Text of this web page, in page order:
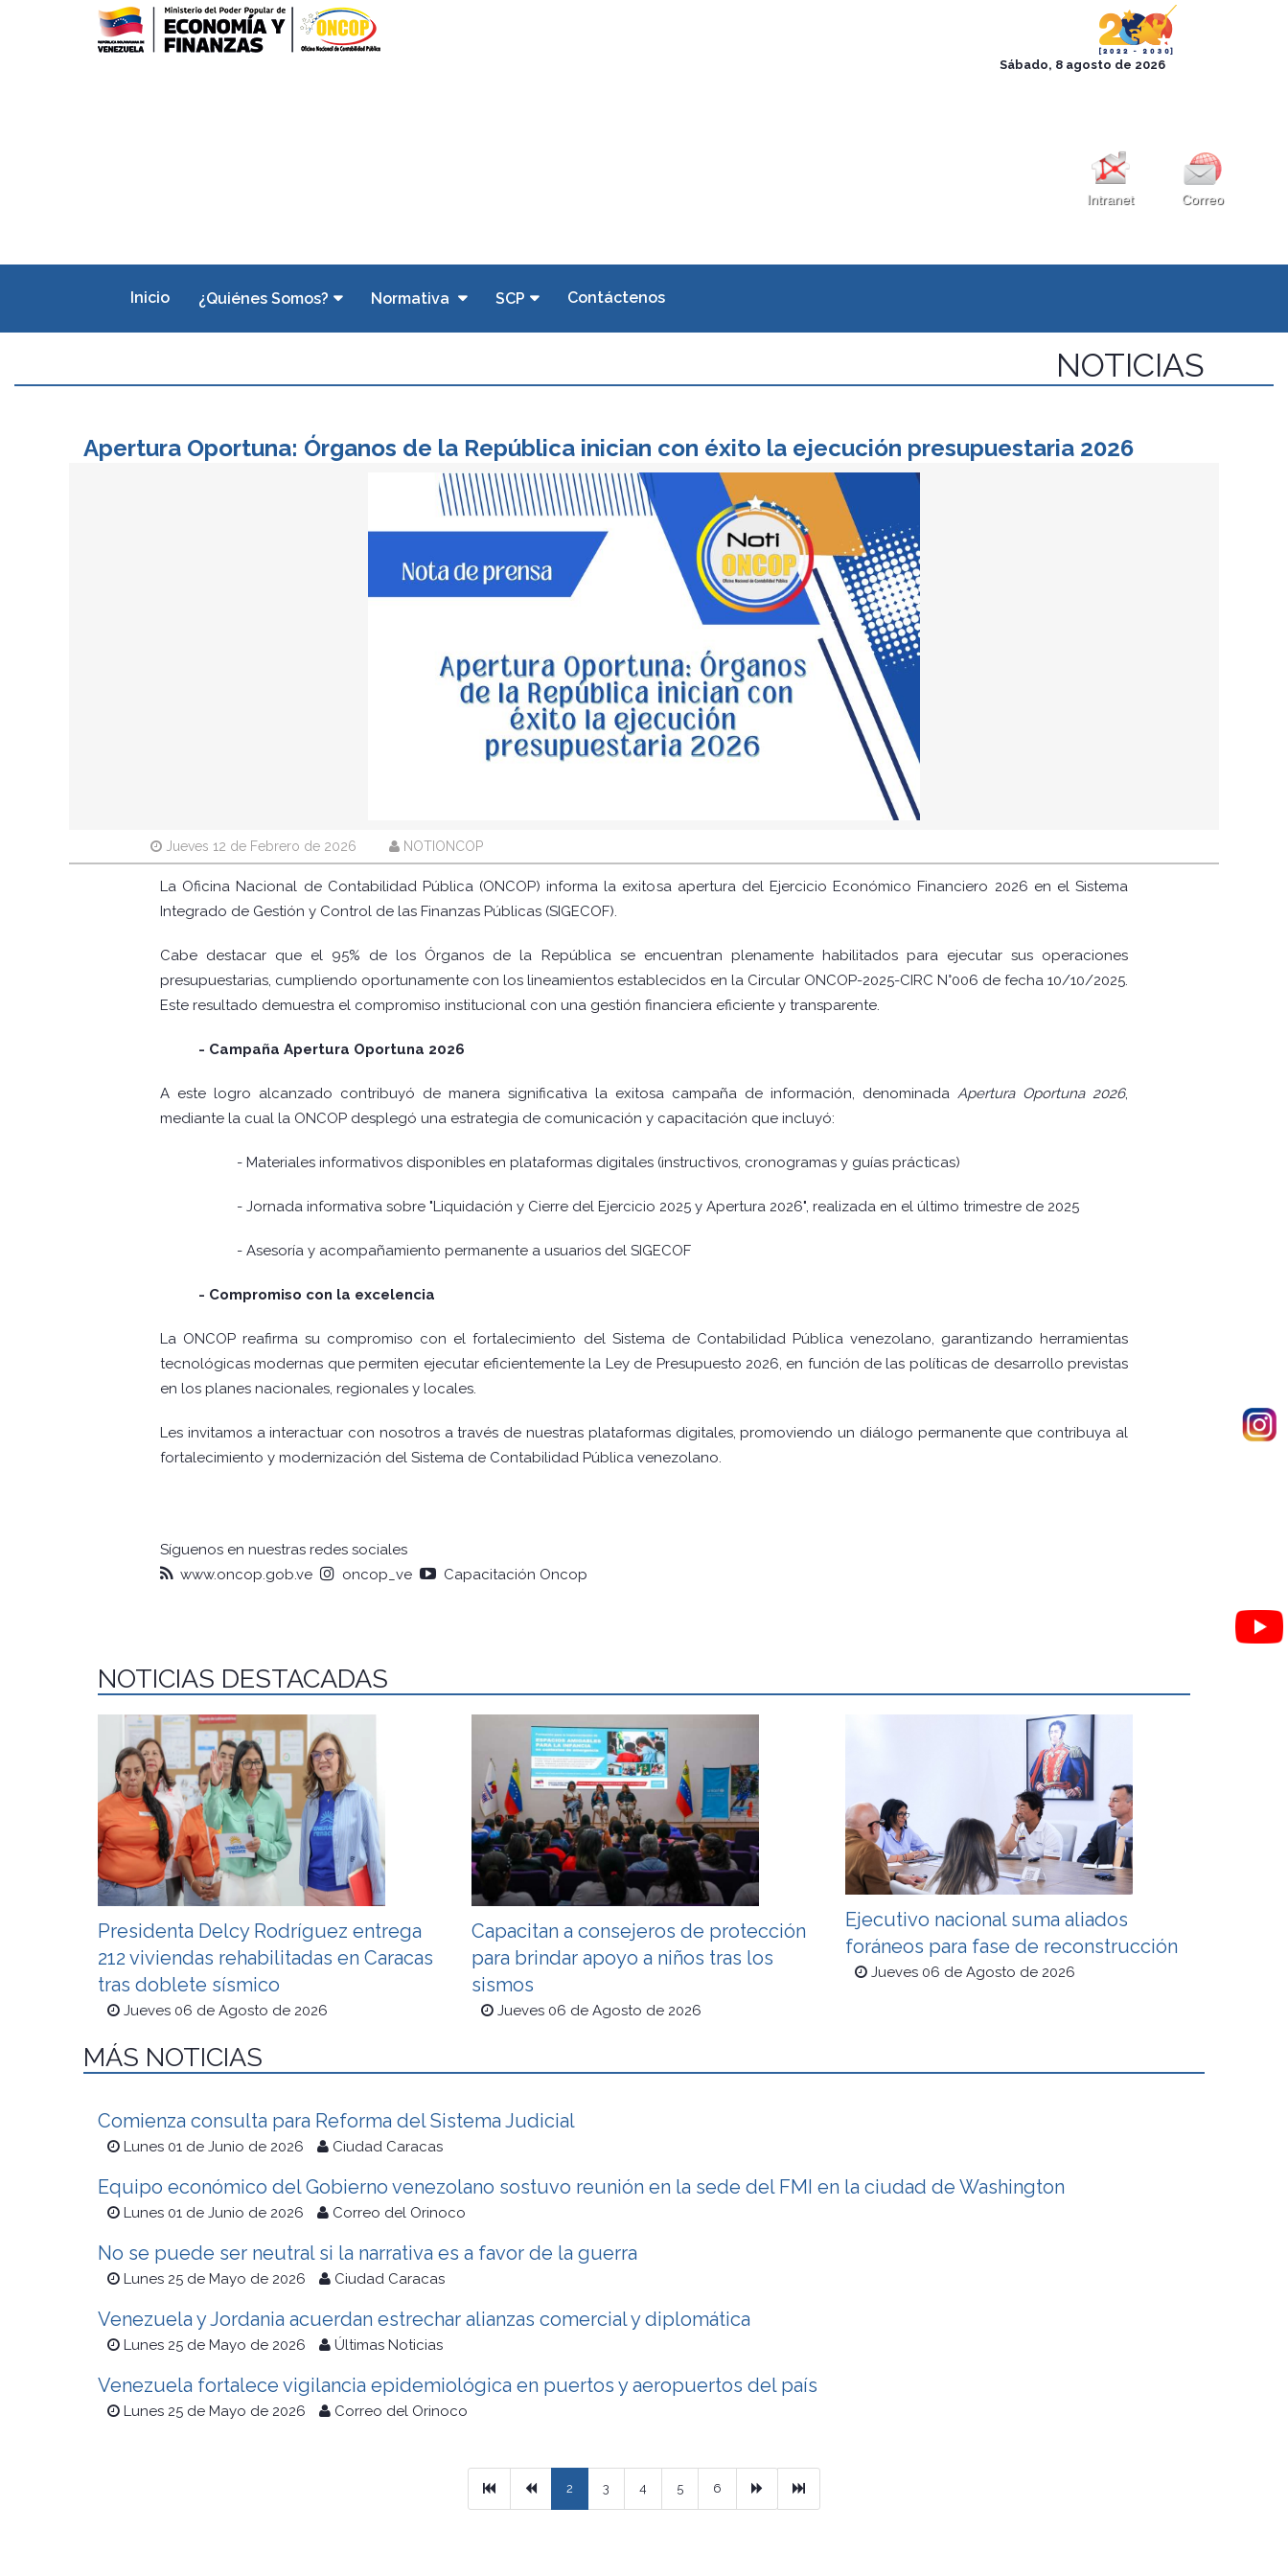
Correo
Intranet
Inicio ¿Quiénes Somos? Normativa SCP Contáctenos
NOTICIAS
Apertura Oportuna: Órganos de la República inician con éxito la ejecución presupuestaria 2026
Jueves 12 de Febrero de 2026 NOTIONCOP
La Oficina Nacional de Contabilidad Pública (ONCOP) informa la exitosa apertura del Ejercicio Económico Financiero 2026 en el Sistema
Integrado de Gestión y Control de las Finanzas Públicas (SIGECOF).
Cabe destacar que el 95% de los Órganos de la República se encuentran plenamente habilitados para ejecutar sus operaciones
presupuestarias, cumpliendo oportunamente con los lineamientos establecidos en la Circular ONCOP-2025-CIRC N°006 de fecha 10/10/2025.
Este resultado demuestra el compromiso institucional con una gestión financiera eficiente y transparente.
- Campaña Apertura Oportuna 2026
A este logro alcanzado contribuyó de manera significativa la exitosa campaña de información, denominada Apertura Oportuna 2026,
mediante la cual la ONCOP desplegó una estrategia de comunicación y capacitación que incluyó:
- Materiales informativos disponibles en plataformas digitales (instructivos, cronogramas y guías prácticas)
- Jornada informativa sobre "Liquidación y Cierre del Ejercicio 2025 y Apertura 2026", realizada en el último trimestre de 2025
- Asesoría y acompañamiento permanente a usuarios del SIGECOF
- Compromiso con la excelencia
La ONCOP reafirma su compromiso con el fortalecimiento del Sistema de Contabilidad Pública venezolano, garantizando herramientas
tecnológicas modernas que permiten ejecutar eficientemente la Ley de Presupuesto 2026, en función de las políticas de desarrollo previstas
en los planes nacionales, regionales y locales.
Les invitamos a interactuar con nosotros a través de nuestras plataformas digitales, promoviendo un diálogo permanente que contribuya al
fortalecimiento y modernización del Sistema de Contabilidad Pública venezolano.
Síguenos en nuestras redes sociales
www.oncop.gob.ve
oncop_ve Capacitación Oncop
NOTICIAS DESTACADAS
Presidenta Delcy Rodríguez entrega
212 viviendas rehabilitadas en Caracas
tras doblete sísmico
Jueves 06 de Agosto de 2026
Capacitan a consejeros de protección
para brindar apoyo a niños tras los
sismos
Jueves 06 de Agosto de 2026
Ejecutivo nacional suma aliados
foráneos para fase de reconstrucción
Jueves 06 de Agosto de 2026
MÁS NOTICIAS
Comienza consulta para Reforma del Sistema Judicial
Lunes 01 de Junio de 2026 Ciudad Caracas
Equipo económico del Gobierno venezolano sostuvo reunión en la sede del FMI en la ciudad de Washington
Lunes 01 de Junio de 2026 Correo del Orinoco
No se puede ser neutral si la narrativa es a favor de la guerra
Lunes 25 de Mayo de 2026 Ciudad Caracas
Venezuela y Jordania acuerdan estrechar alianzas comercial y diplomática
Lunes 25 de Mayo de 2026 Últimas Noticias
Venezuela fortalece vigilancia epidemiológica en puertos y aeropuertos del país
Lunes 25 de Mayo de 2026 Correo del Orinoco
PrimeraPrevious
2 3 4 5 6 Ultimo